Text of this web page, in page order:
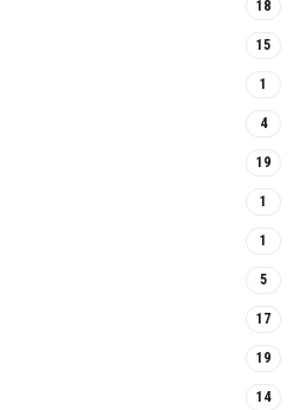
18
15
1
4
19
1
1
5
17
19
14